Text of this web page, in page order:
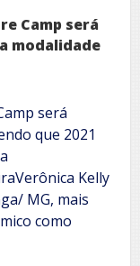
Camp será
modalidade
será
que 2021
Kelly
MG, mais
como